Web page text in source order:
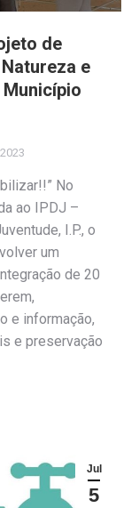
de
e
No
ao IPDJ –
I.P., o
um
de 20
e informação,
e preservação
Jul
5